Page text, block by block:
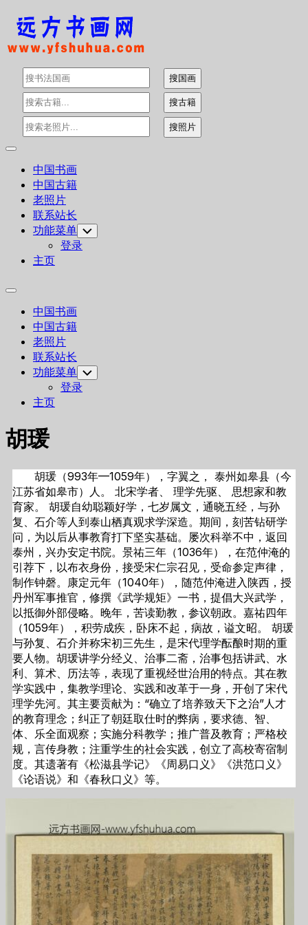
Skip
content
Expand
中国书画
中国古籍
老照片
联系站长
功能菜单 Toggle
Child
Menu
登录
主页
Expand
中国书画
中国古籍
老照片
联系站长
功能菜单 Toggle
Child
Menu
登录
主页
胡瑗
胡瑗（993年—1059年），字翼之， 泰州如皋县（今
江苏省如皋市）人。 北宋学者、 理学先驱、 思想家和教
育家。 胡瑗自幼聪颖好学，七岁属文，通晓五经，与孙
复、石介等人到泰山栖真观求学深造。期间，刻苦钻研学
问，为以后从事教育打下坚实基础。屡次科举不中，返回
泰州，兴办安定书院。景祐三年（1036年），在范仲淹的
引荐下，以布衣身份，接受宋仁宗召见，受命参定声律，
制作钟磬。康定元年（1040年），随范仲淹进入陕西，授
丹州军事推官，修撰《武学规矩》一书，提倡大兴武学，
以抵御外部侵略。晚年，苦读勤教，参议朝政。嘉祐四年
（1059年），积劳成疾，卧床不起，病故，谥文昭。 胡瑗
与孙复、石介并称宋初三先生，是宋代理学酝酿时期的重
要人物。胡瑗讲学分经义、治事二斋，治事包括讲武、水
利、算术、历法等，表现了重视经世治用的特点。其在教
学实践中，集教学理论、实践和改革于一身，开创了宋代
理学先河。其主要贡献为：“确立了培养致天下之治”人才
的教育理念；纠正了朝廷取仕时的弊病，要求德、智、
体、乐全面观察；实施分科教学；推广普及教育；严格校
规，言传身教；注重学生的社会实践，创立了高校寄宿制
度。其遗著有《松滋县学记》《周易口义》《洪范口义》
《论语说》和《春秋口义》等。